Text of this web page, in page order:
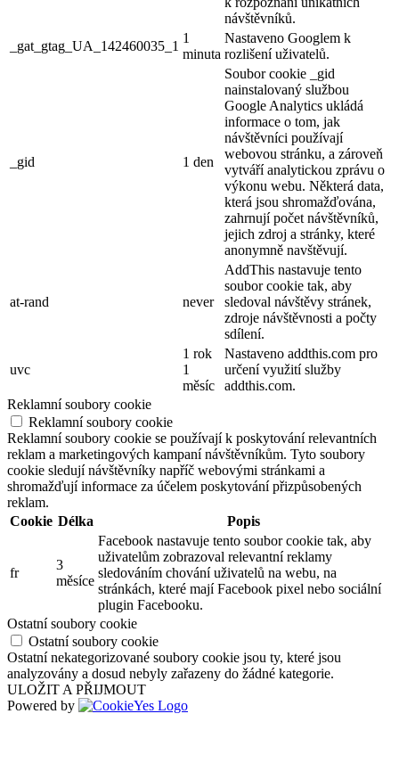
návštěvníků.
_gat_gtag_UA_142460035_1
1
minuta
Nastaveno Googlem k
rozlišení uživatelů.
_gid 1 den
Soubor cookie _gid
nainstalovaný službou
Google Analytics ukládá
informace o tom, jak
návštěvníci používají
webovou stránku, a zároveň
vytváří analytickou zprávu o
výkonu webu. Některá data,
která jsou shromažďována,
zahrnují počet návštěvníků,
jejich zdroj a stránky, které
anonymně navštěvují.
at-rand never
AddThis nastavuje tento
soubor cookie tak, aby
sledoval návštěvy stránek,
zdroje návštěvnosti a počty
sdílení.
uvc
1 rok
1
měsíc
Nastaveno addthis.com pro
určení využití služby
addthis.com.
Reklamní soubory cookie
Reklamní soubory cookie
Reklamní soubory cookie se používají k poskytování relevantních
reklam a marketingových kampaní návštěvníkům. Tyto soubory
cookie sledují návštěvníky napříč webovými stránkami a
shromažďují informace za účelem poskytování přizpůsobených
reklam.
Cookie Délka Popis
fr
3
měsíce
Facebook nastavuje tento soubor cookie tak, aby
uživatelům zobrazoval relevantní reklamy
sledováním chování uživatelů na webu, na
stránkách, které mají Facebook pixel nebo sociální
plugin Facebooku.
Ostatní soubory cookie
Ostatní soubory cookie
Ostatní nekategorizované soubory cookie jsou ty, které jsou
analyzovány a dosud nebyly zařazeny do žádné kategorie.
ULOŽIT A PŘIJMOUT
Powered by